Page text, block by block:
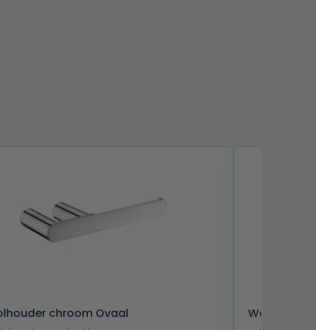
chroom Ovaal Wc-